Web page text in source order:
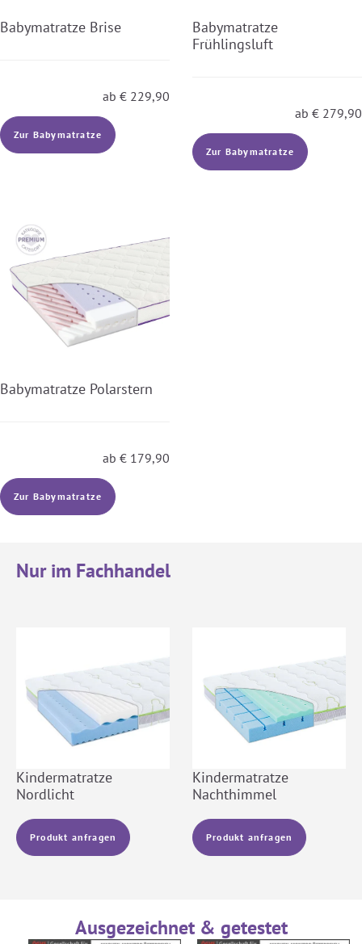
Babymatratze Brise
ab € 229,90
Zur Babymatratze
Babymatratze
Frühlingsluft
ab € 279,90
Zur Babymatratze
Babymatratze Polarstern
ab € 179,90
Zur Babymatratze
Nur im Fachhandel
Kindermatratze
Nordlicht
Produkt anfragen
Kindermatratze
Nachthimmel
Produkt anfragen
Ausgezeichnet & getestet